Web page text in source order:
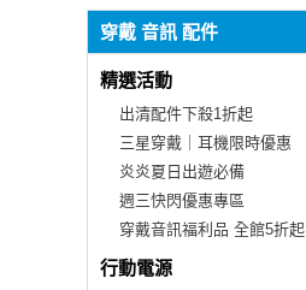
穿戴 音訊 配件
精選活動
出清配件下殺1折起
三星穿戴｜耳機限時優惠
炎炎夏日出遊必備
週三快閃優惠專區
穿戴音訊福利品 全館5折起
行動電源